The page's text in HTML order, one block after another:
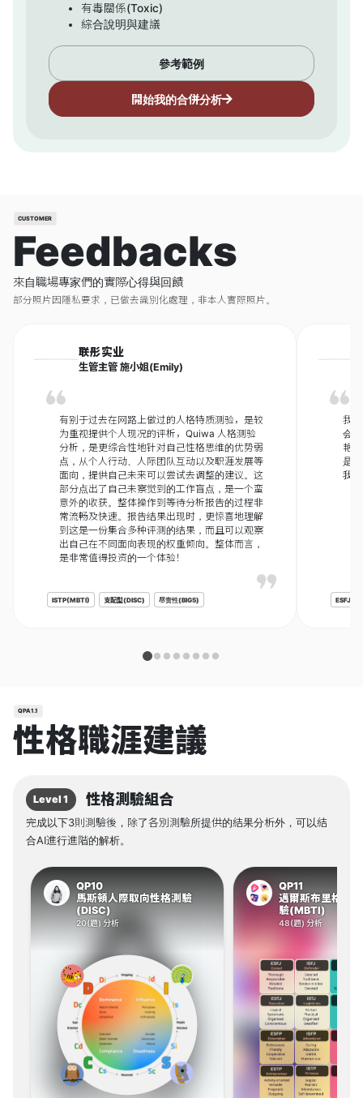
有毒關係(Toxic)
綜合說明與建議
參考範例
開始我的合併分析
CUSTOMER
Feedbacks
來自職場專家們的實際心得與回饋
部分照片因隱私要求，已做去識別化處理，非本人實際照片。
联彤实业
生管主管 施小姐(Emily)
有别于过去在网路上做过的人格特质测验，是较
为重视提供个人现况的评析，Quiwa 人格测验
分析，是更综合性地针对自己性格思维的优势弱
点，从个人行动、人际团队互动以及职涯发展等
面向，提供自己未来可以尝试去调整的建议。这
部分点出了自己未察觉到的工作盲点，是一个蛮
意外的收获。整体操作到等待分析报告的过程非
常流畅及快速。报告结果出现时，更惊喜地理解
到这是一份集合多种评测的结果，而且可以观察
出自己在不同面向表现的权重倾向。整体而言，
是非常值得投资的一个体验！
ISTP(MBTI) 支配型(DISC) 尽责性(BIG5)
我
会
艳
是
我
QPA1.1
性格職涯建議
Level 1 性格測驗組合
完成以下3則測驗後，除了各別測驗所提供的結果分析外，可以結
合AI進行進階的解析。
QP10
馬斯頓人際取向性格測驗
(DISC)
20(題) 分析
QP11
邁爾斯布里格斯
驗(MBTI)
48(題) 分析